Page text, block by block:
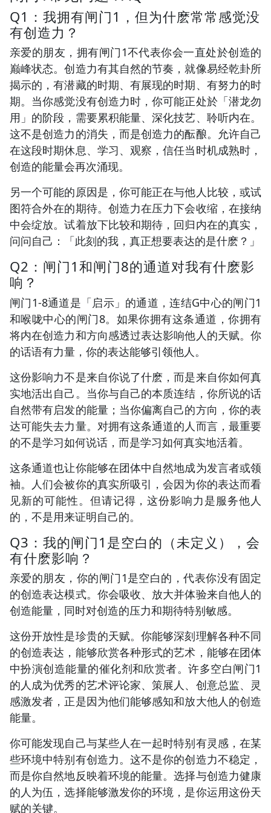
Q1：我拥有闸门1，但为什麽常常感觉没
有创造力？
亲爱的朋友，拥有闸门1不代表你会一直处於创造的
巅峰状态。创造力有其自然的节奏，就像易经乾卦所
揭示的，有潜藏的时期、有展现的时期、有努力的时
期。当你感觉没有创造力时，你可能正处於「潜龙勿
用」的阶段，需要累积能量、深化技艺、聆听内在。
这不是创造力的消失，而是创造力的酝酿。允许自己
在这段时期休息、学习、观察，信任当时机成熟时，
创造的能量会再次涌现。
另一个可能的原因是，你可能正在与他人比较，或试
图符合外在的期待。创造力在压力下会收缩，在接纳
中会绽放。试着放下比较和期待，回归内在的真实，
问问自己：「此刻的我，真正想要表达的是什麽？」
Q2：闸门1和闸门8的通道对我有什麽影
响？
闸门1-8通道是「启示」的通道，连结G中心的闸门1
和喉咙中心的闸门8。如果你拥有这条通道，你拥有
将内在创造力和方向感透过表达影响他人的天赋。你
的话语有力量，你的表达能够引领他人。
这份影响力不是来自你说了什麽，而是来自你如何真
实地活出自己。当你与自己的本质连结，你所说的话
自然带有启发的能量；当你偏离自己的方向，你的表
达可能失去力量。对拥有这条通道的人而言，最重要
的不是学习如何说话，而是学习如何真实地活着。
这条通道也让你能够在团体中自然地成为发言者或领
袖。人们会被你的真实所吸引，会因为你的表达而看
见新的可能性。但请记得，这份影响力是服务他人
的，不是用来证明自己的。
Q3：我的闸门1是空白的（未定义），会
有什麽影响？
亲爱的朋友，你的闸门1是空白的，代表你没有固定
的创造表达模式。你会吸收、放大并体验来自他人的
创造能量，同时对创造的压力和期待特别敏感。
这份开放性是珍贵的天赋。你能够深刻理解各种不同
的创造表达，能够欣赏各种形式的艺术，能够在团体
中扮演创造能量的催化剂和欣赏者。许多空白闸门1
的人成为优秀的艺术评论家、策展人、创意总监、灵
感激发者，正是因为他们能够感知和放大他人的创造
能量。
你可能发现自己与某些人在一起时特别有灵感，在某
些环境中特别有创造力。这不是你的创造力不稳定，
而是你自然地反映着环境的能量。选择与创造力健康
的人为伍，选择能够激发你的环境，是你运用这份天
赋的关键。